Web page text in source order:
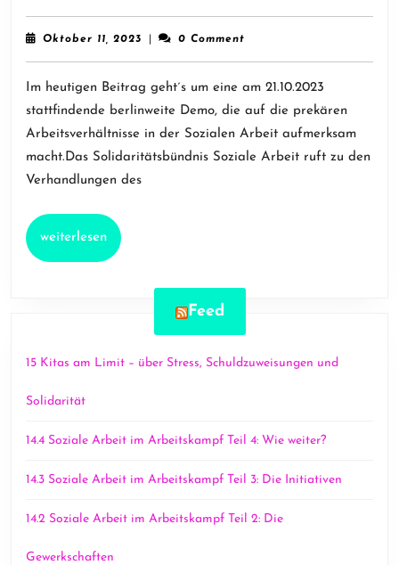
Soziale
am
Limit
–
wir
Oktober 11, 2023 Oktober0 Comment
Im heutigen Beitrag geht´s um eine am 21.10.2023
stattfindende berlinweite Demo, die auf die prekären
Arbeitsverhältnisse in der Sozialen Arbeit aufmerksam
macht.Das Solidaritätsbündnis Soziale Arbeit ruft zu den
Verhandlungen des
weiterlesenweiterlesen
Feed
15 Kitas am Limit – über Stress, Schuldzuweisungen und
Solidarität
14.4 Soziale Arbeit im Arbeitskampf Teil 4: Wie weiter?
14.3 Soziale Arbeit im Arbeitskampf Teil 3: Die Initiativen
14.2 Soziale Arbeit im Arbeitskampf Teil 2: Die
Gewerkschaften